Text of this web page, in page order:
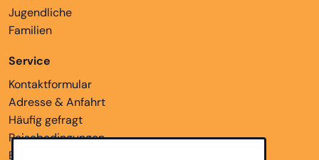
Jugendliche
Familien
Service
Kontaktformular
Adresse & Anfahrt
Häufig gefragt
Reisebedingungen
Bankverbindungen